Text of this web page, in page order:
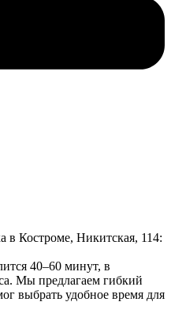
в Костроме, Никитская, 114:
40–60 минут, в
Мы предлагаем гибкий
выбрать удобное время для